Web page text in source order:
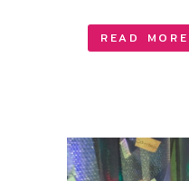
READ MORE